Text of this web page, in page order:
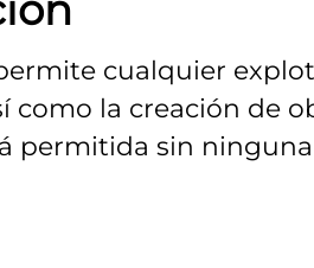
cualquier
la creación de
permitida sin